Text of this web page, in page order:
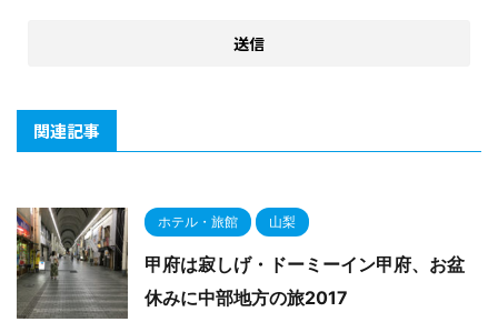
関連記事
ホテル・旅館 山梨
甲府は寂しげ・ドーミーイン甲府、お盆
休みに中部地方の旅2017